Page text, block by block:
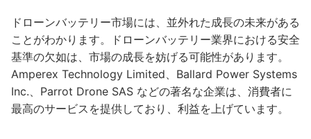
ドローンバッテリー市場には、並外れた成長の未来がある
ことがわかります。ドローンバッテリー業界における安全
基準の欠如は、市場の成長を妨げる可能性があります。
Amperex Technology Limited、Ballard Power Systems
Inc.、Parrot Drone SAS などの著名な企業は、消費者に
最高のサービスを提供しており、利益を上げています。